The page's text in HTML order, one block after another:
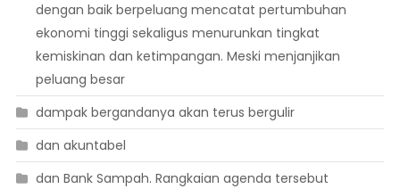
dengan baik berpeluang mencatat pertumbuhan
ekonomi tinggi sekaligus menurunkan tingkat
kemiskinan dan ketimpangan. Meski menjanjikan
peluang besar
dampak bergandanya akan terus bergulir
dan akuntabel
dan Bank Sampah. Rangkaian agenda tersebut